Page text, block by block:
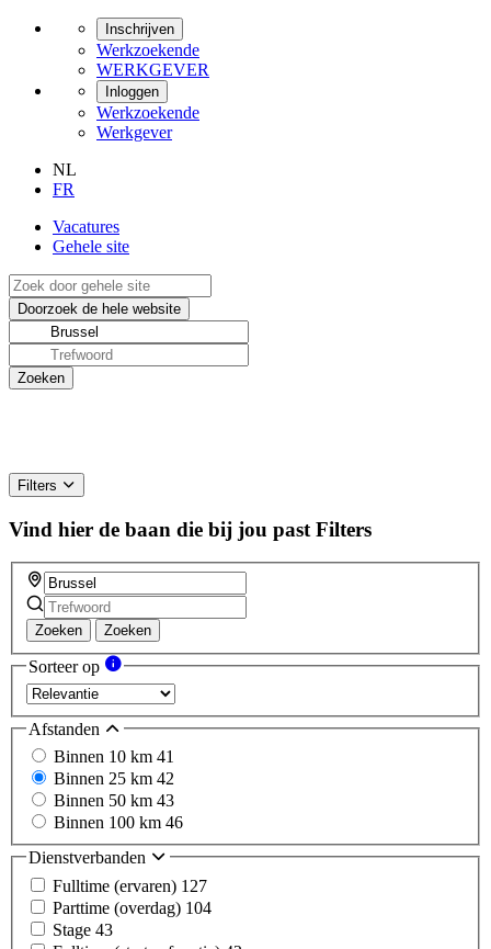
Inschrijven
Werkzoekende
WERKGEVER
Inloggen
Werkzoekende
Werkgever
NL
FR
Vacatures
Gehele site
Filters
Vind hier de baan die bij jou past Filters
Zoeken Zoeken
Sorteer op
Afstanden
Binnen 10 km 41
Binnen 25 km 42
Binnen 50 km 43
Binnen 100 km 46
Dienstverbanden
Fulltime (ervaren) 127
Parttime (overdag) 104
Stage 43